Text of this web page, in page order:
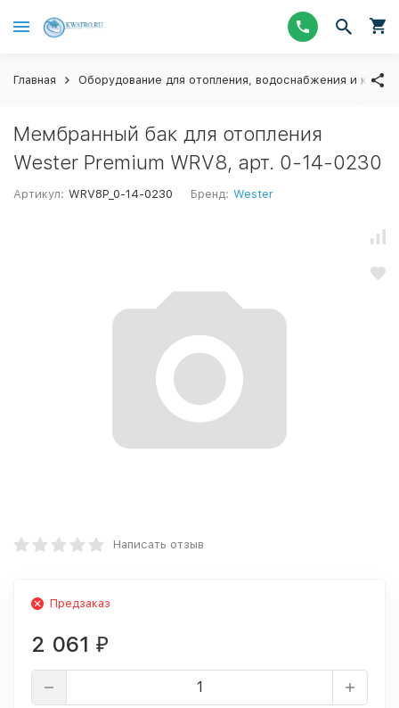
Главная Оборудование для отопления, водоснабжения и
Мембранный бак для отопления
Wester Premium WRV8, арт. 0-14-0230
Артикул: WRV8P_0-14-0230 Бренд: Wester
Написать отзыв
Предзаказ
2 061 ₽